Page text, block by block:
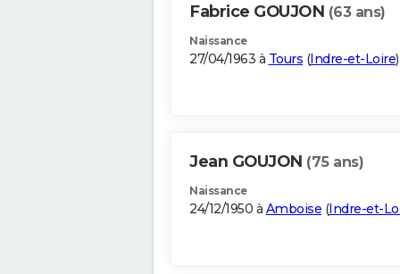
Fabrice GOUJON (63 ans)
Naissance
27/04/1963 à Tours (Indre-et-Loire)
Jean GOUJON (75 ans)
Naissance
24/12/1950 à Amboise (Indre-et-